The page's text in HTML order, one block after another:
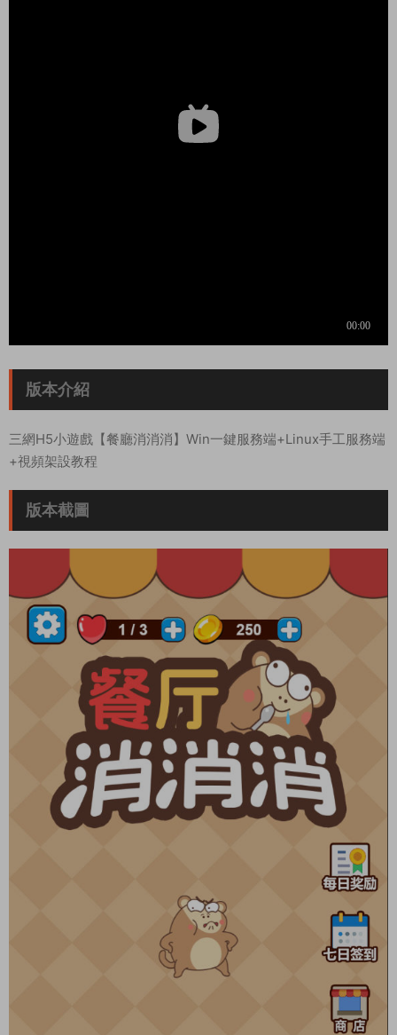
版本介紹
三網H5小遊戲【餐廳消消消】Win一鍵服務端+Linux手工服務端
+視頻架設教程
版本截圖